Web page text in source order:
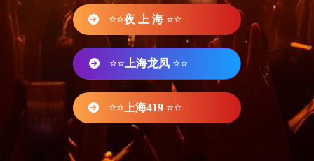
⭐⭐夜 上 海 ⭐⭐
⭐⭐ 上海龙凤 ⭐⭐
⭐⭐ 上海419 ⭐⭐